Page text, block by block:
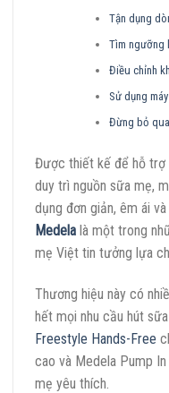
Tận dụng
Tìm ngưỡng
Điều chỉnh
Sử dụng
Đừng bỏ
Được thiết kế để hỗ trợ
duy trì nguồn sữa mẹ,
dụng đơn giản, êm ái
Medela là một trong
mẹ Việt tin tưởng lựa
Thương hiệu này có
hết mọi nhu cầu hút
Freestyle Hands-Free
cao và Medela Pump
mẹ yêu thích.